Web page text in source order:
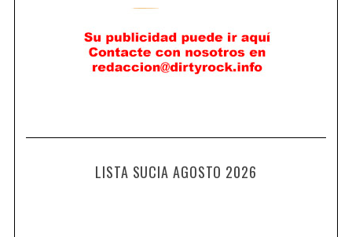
LISTA SUCIA AGOSTO 2026